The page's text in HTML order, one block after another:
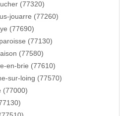
(77320)
jouarre (77260)
(77690)
(77130)
(77580)
en-brie (77610)
sur-loing (77570)
(77000)